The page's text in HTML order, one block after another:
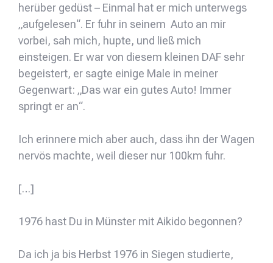
herüber gedüst – Einmal hat er mich unterwegs
„aufgelesen“. Er fuhr in seinem Auto an mir
vorbei, sah mich, hupte, und ließ mich
einsteigen. Er war von diesem kleinen DAF sehr
begeistert, er sagte einige Male in meiner
Gegenwart: „Das war ein gutes Auto! Immer
springt er an“.
Ich erinnere mich aber auch, dass ihn der Wagen
nervös machte, weil dieser nur 100km fuhr.
[…]
1976 hast Du in Münster mit Aikido begonnen?
Da ich ja bis Herbst 1976 in Siegen studierte,